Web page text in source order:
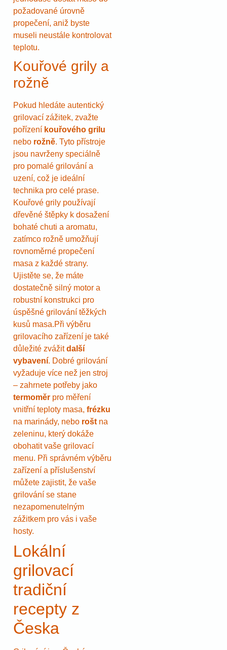
požadované úrovně
propečení, aniž byste
museli neustále kontrolovat
teplotu.
Kouřové grily a
rožně
Pokud hledáte autentický
grilovací zážitek, zvažte
pořízení kouřového grilu
nebo rožně. Tyto přístroje
jsou navrženy speciálně
pro pomalé grilování a
uzení, což je ideální
technika pro celé prase.
Kouřové grily používají
dřevěné štěpky k dosažení
bohaté chuti a aromatu,
zatímco rožně umožňují
rovnoměrné propečení
masa z každé strany.
Ujistěte se, že máte
dostatečně silný motor a
robustní konstrukci pro
úspěšné grilování těžkých
kusů masa.Při výběru
grilovacího zařízení je také
důležité zvážitdalší
vybavení. Dobré grilování
vyžaduje více než jen stroj
– zahrnete potřeby jako
termoměr pro měření
vnitřní teploty masa, frézku
na marinády, nebo rošt na
zeleninu, který dokáže
obohatit vaše grilovací
menu. Při správném výběru
zařízení a příslušenství
můžete zajistit, že vaše
grilování se stane
nezapomenutelným
zážitkem pro vás i vaše
hosty.
Lokální
grilovací
tradiční
recepty z
Česka